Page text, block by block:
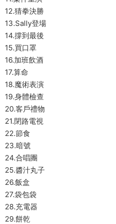
12.猜拳決勝
13.Sally登場
14.撐到最後
15.買口罩
16.加班飲酒
17.算命
18.魔術表演
19.身體檢查
20.客戶禮物
21.閉路電視
22.節食
23.暗號
24.合唱團
25.醬汁丸子
26.飯盒
27.袋包袋
28.充電器
29.餅乾